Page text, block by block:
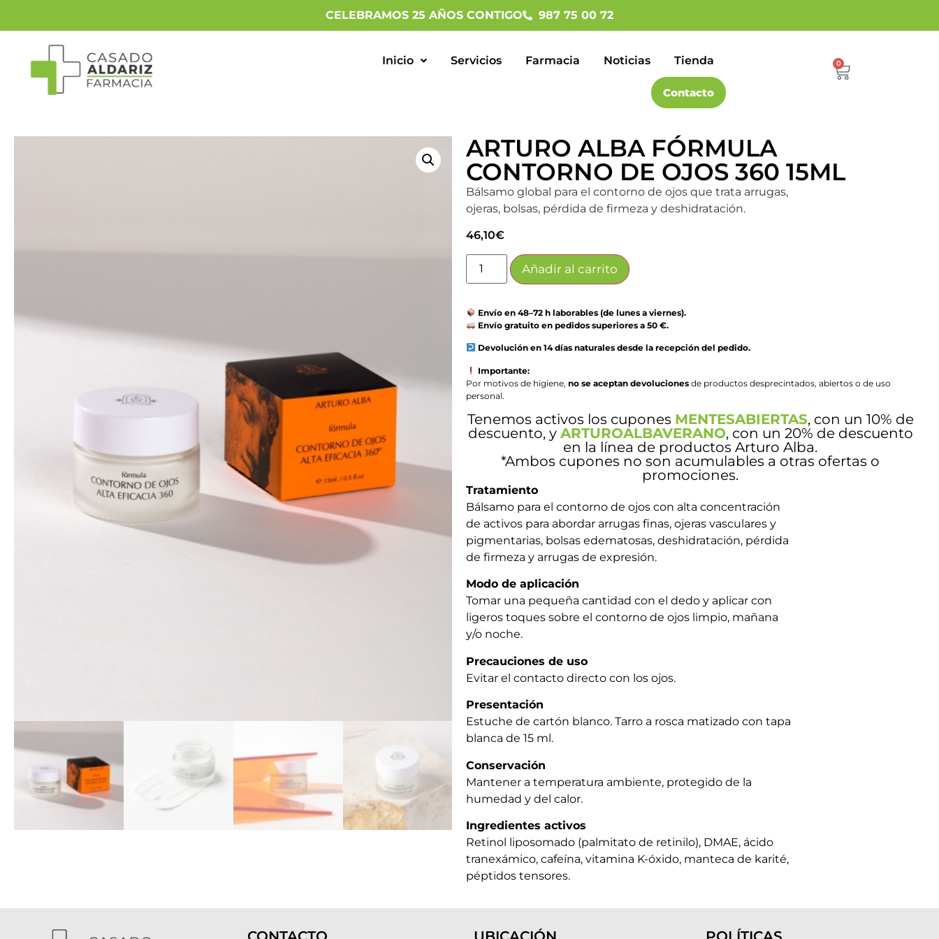
CELEBRAMOS 25 AÑOS CONTIGO 987 75 00 72
Inicio Servicios Farmacia Noticias Tienda
Contacto
0
ARTURO ALBA FÓRMULA
CONTORNO DE OJOS 360 15ML
Bálsamo global para el contorno de ojos que trata arrugas,
ojeras, bolsas, pérdida de firmeza y deshidratación.
46,10€
Añadir al carrito
Envío en 48–72 h laborables (de lunes a viernes).
Envío gratuito en pedidos superiores a 50 €.
Devolución en 14 días naturales desde la recepción del pedido.
Importante:
Por motivos de higiene,no se aceptan devoluciones de productos desprecintados, abiertos o de uso
personal.
Tenemos activos los cupones MENTESABIERTAS, con un 10% de
descuento, y ARTUROALBAVERANO, con un 20% de descuento
en la línea de productos Arturo Alba.
*Ambos cupones no son acumulables a otras ofertas o
promociones.
Tratamiento
Bálsamo para el contorno de ojos con alta concentración
de activos para abordar arrugas finas, ojeras vasculares y
pigmentarias, bolsas edematosas, deshidratación, pérdida
de firmeza y arrugas de expresión.
Modo de aplicación
Tomar una pequeña cantidad con el dedo y aplicar con
ligeros toques sobre el contorno de ojos limpio, mañana
y/o noche.
Precauciones de uso
Evitar el contacto directo con los ojos.
Presentación
Estuche de cartón blanco. Tarro a rosca matizado con tapa
blanca de 15 ml.
Conservación
Mantener a temperatura ambiente, protegido de la
humedad y del calor.
Ingredientes activos
Retinol liposomado (palmitato de retinilo), DMAE, ácido
tranexámico, cafeína, vitamina K-óxido, manteca de karité,
péptidos tensores.